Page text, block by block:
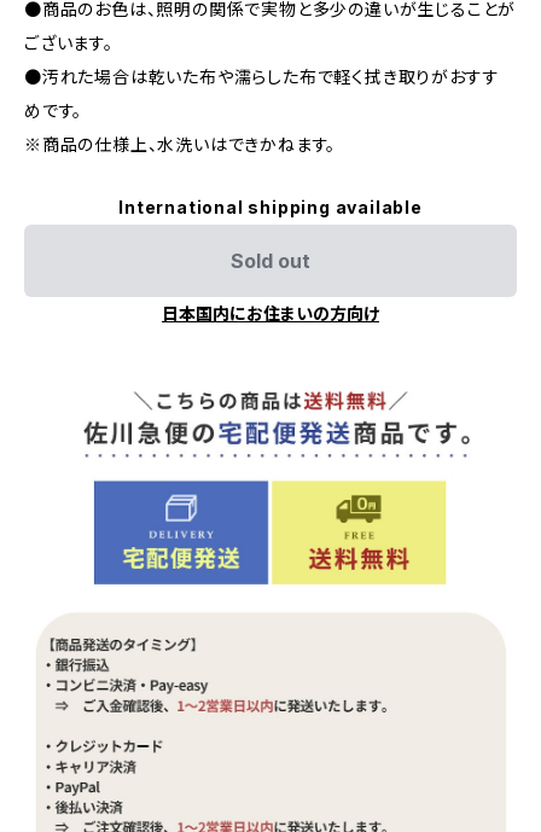
●商品のお色は、照明の関係で実物と多少の違いが生じることが
ございます。
●汚れた場合は乾いた布や濡らした布で軽く拭き取りがおすす
めです。
※商品の仕様上、水洗いはできかねます。
International shipping available
Sold out
日本国内にお住まいの方向け